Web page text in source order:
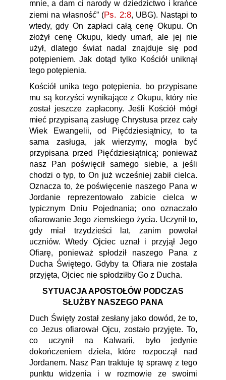
mnie, a dam ci narody w dziedzictwo i krańce
ziemi na własność” (Ps. 2:8, UBG). Nastąpi to
wtedy, gdy On zapłaci całą cenę Okupu. On
złożył cenę Okupu, kiedy umarł, ale jej nie
użył, dlatego świat nadal znajduje się pod
potępieniem. Jak dotąd tylko Kościół uniknął
tego potępienia.
Kościół unika tego potępienia, bo przypisane
mu są korzyści wynikające z Okupu, który nie
został jeszcze zapłacony. Jeśli Kościół mógł
mieć przypisaną zasługę Chrystusa przez cały
Wiek Ewangelii, od Pięćdziesiątnicy, to ta
sama zasługa, jak wierzymy, mogła być
przypisana przed Pięćdziesiątnicą; ponieważ
nasz Pan poświęcił samego siebie, a jeśli
chodzi o typ, to On już wcześniej zabił cielca.
Oznacza to, że poświęcenie naszego Pana w
Jordanie reprezentowało zabicie cielca w
typicznym Dniu Pojednania; ono oznaczało
ofiarowanie Jego ziemskiego życia. Uczynił to,
gdy miał trzydzieści lat, zanim powołał
uczniów. Wtedy Ojciec uznał i przyjął Jego
Ofiarę, ponieważ spłodził naszego Pana z
Ducha Świętego. Gdyby ta Ofiara nie została
przyjęta, Ojciec nie spłodziłby Go z Ducha.
SYTUACJA APOSTOŁÓW PODCZAS
SŁUŻBY NASZEGO PANA
Duch Święty został zesłany jako dowód, że to,
co Jezus ofiarował Ojcu, zostało przyjęte. To,
co uczynił na Kalwarii, było jedynie
dokończeniem dzieła, które rozpoczął nad
Jordanem. Nasz Pan traktuje tę sprawę z tego
punktu widzenia i w rozmowie ze swoimi